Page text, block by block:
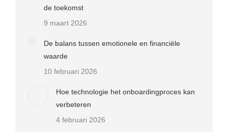
de toekomst
9 maart 2026
De balans tussen emotionele en financiële
waarde
10 februari 2026
Hoe technologie het onboardingproces kan
verbeteren
4 februari 2026